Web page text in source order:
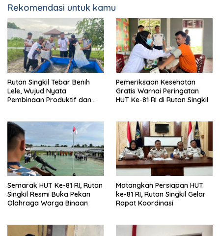
Rekomendasi untuk kamu
Rutan Singkil Tebar Benih
Lele, Wujud Nyata
Pembinaan Produktif dan
Pemeriksaan Kesehatan
Gratis Warnai Peringatan
HUT Ke-81 RI di Rutan Singkil
Semarak HUT Ke-81 RI, Rutan
Singkil Resmi Buka Pekan
Olahraga Warga Binaan
Matangkan Persiapan HUT
ke-81 RI, Rutan Singkil Gelar
Rapat Koordinasi